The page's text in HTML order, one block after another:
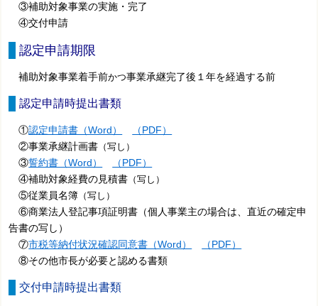
③補助対象事業の実施・完了
④交付申請
認定申請期限
補助対象事業着手前かつ事業承継完了後１年を経過する前
認定申請時提出書類
①認定申請書（Word）
（PDF）
②事業承継計画書 （写し）
③誓約書（Word）
（PDF）
④補助対象経費の見積書 （写し）
⑤従業員名簿 （写し）
⑥商業法人登記事項証明書（個人事業主の場合は、直近の確定申
告書の写し）
⑦市税等納付状況確認同意書（Word）
（PDF）
⑧その他市長が必要と認める書類
交付申請時提出書類